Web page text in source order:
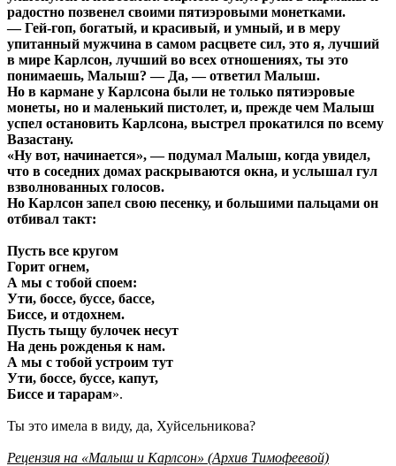
радостно позвенел своими пятиэровыми монетками.
— Гей-гоп, богатый, и красивый, и умный, и в меру
упитанный мужчина в самом расцвете сил, это я, лучший
в мире Карлсон, лучший во всех отношениях, ты это
понимаешь, Малыш? — Да, — ответил Малыш.
Но в кармане у Карлсона были не только пятиэровые
монеты, но и маленький пистолет, и, прежде чем Малыш
успел остановить Карлсона, выстрел прокатился по всему
Вазастану.
«Ну вот, начинается», — подумал Малыш, когда увидел,
что в соседних домах раскрываются окна, и услышал гул
взволнованных голосов.
Но Карлсон запел свою песенку, и большими пальцами он
отбивал такт:
Пусть все кругом
Горит огнем,
А мы с тобой споем:
Ути, боссе, буссе, бассе,
Биссе, и отдохнем.
Пусть тыщу булочек несут
На день рожденья к нам.
А мы с тобой устроим тут
Ути, боссе, буссе, капут,
Биссе и тарарам».
Ты это имела в виду, да, Хуйсельникова?
Рецензия на «Малыш и Карлсон» (Архив Тимофеевой)